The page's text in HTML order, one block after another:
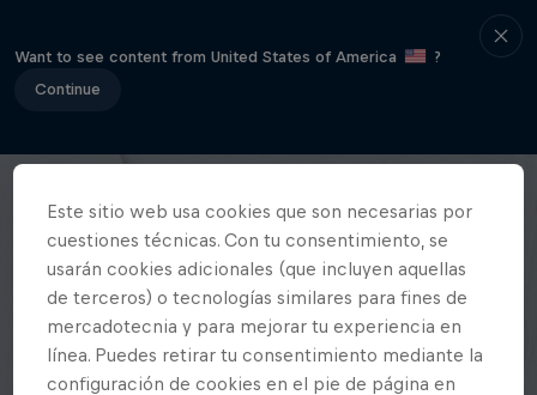
Want to see content from United States of America
?
Continue
Este sitio web usa cookies que son necesarias por
cuestiones técnicas. Con tu consentimiento, se
usarán cookies adicionales (que incluyen aquellas
de terceros) o tecnologías similares para fines de
mercadotecnia y para mejorar tu experiencia en
línea. Puedes retirar tu consentimiento mediante la
configuración de cookies en el pie de página en